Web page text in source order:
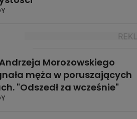
Morozowskiego
męża w poruszających
"Odszedł za wcześnie"